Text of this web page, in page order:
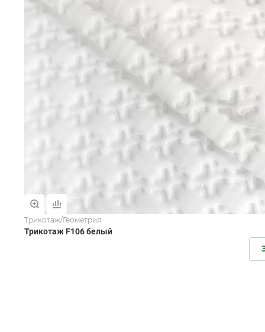
Трикотаж/Геометрия
Трикотаж F106 белый